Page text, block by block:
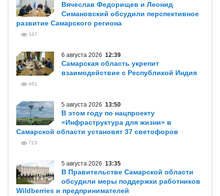
Вячеслав Федорищев и Леонид
Симановский обсудили перспективное
развитие Самарского региона
347
6 августа 2026 12:39
Самарская область укрепит
взаимодействие с Республикой Индия
461
5 августа 2026 13:50
В этом году по нацпроекту
«Инфраструктура для жизни» в
Самарской области установят 37 светофоров
723
5 августа 2026 13:35
В Правительстве Самарской области
обсудили меры поддержки работников
Wildberries и предпринимателей